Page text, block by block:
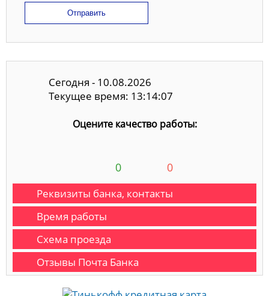
Отправить
Сегодня - 10.08.2026
Текущее время: 13:14:07
Оцените качество работы:
0 0
Реквизиты банка, контакты
Время работы
Схема проезда
Отзывы Почта Банка